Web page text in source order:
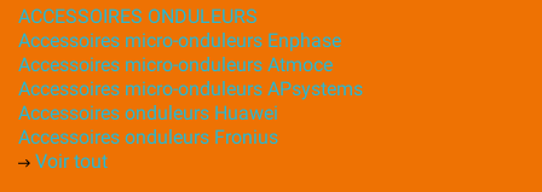
ACCESSOIRES ONDULEURS
Accessoires micro-onduleurs Enphase
Accessoires micro-onduleurs Atmoce
Accessoires micro-onduleurs APsystems
Accessoires onduleurs Huawei
Accessoires onduleurs Fronius
Voir tout